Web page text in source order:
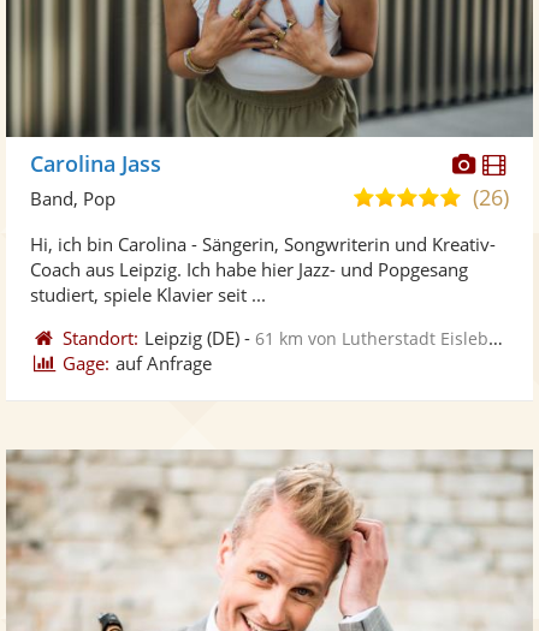
Fotos
Carolina Jass
5,0
5
Sternen
(26)
Band, Pop
Hi, ich bin Carolina - Sängerin, Songwriterin und Kreativ-
Coach aus Leipzig. Ich habe hier Jazz- und Popgesang
studiert, spiele Klavier seit ...
Standort: Leipzig (DE) -61 km von Lutherstadt Eisleben
Gage: auf Anfrage